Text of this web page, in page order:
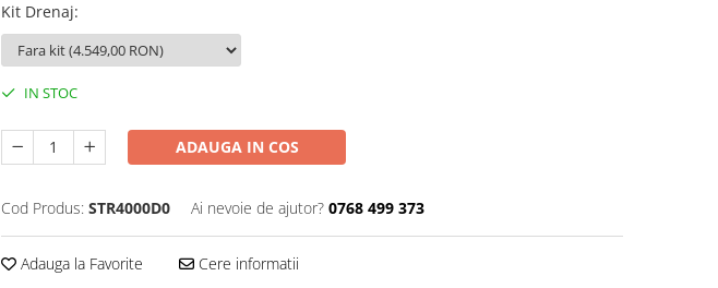
Kit Drenaj:
IN STOC
ADAUGA IN COS
Cod Produs: STR4000D0 Ai nevoie de ajutor? 0768 499 373
Adauga la Favorite Cere informatii